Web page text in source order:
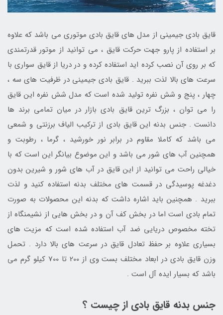
قایق بادی جیمینی از مدل های قایق بادی موتوری می باشد که علاوه
بر استفاده از پارو جهت حرکت قایق ، می توانید از موتور قدرتمندی
که بر روی آن نصب کرده اید استفاده کرده و در دریا از قایق سواری با
سرعت های بالا لذت ببرید . قایق بادی جیمینی در ظرفیت های سه ،
چهار ، پنج و شش نفره تولید شده است که مدل شش نفره این قایق
را می توان ، بزرگ ترین قایق بادی بازار در میان تمامی برند ها
دانست . جنس بدنه این قایق بادی از ترکیب الیاف برزنتی و شمعی
می باشد که کاملا مقاوم در برابر نور خورشید ، گرما ، رطوبت و
همچنین آب های شور می باشد و این موضوع بیانگر این است که با
خیالی راحت می توانید از این قایق در آب های شور و شیرین بدون
دغدغه پوسیدگی در قسمت های مختلف بدنه استفاده کنید و لذت
ببرید . همچنین باید اشاره داشت که بدنه این محصولات به صورت
تمام بادی است اما در بخش کف آن و در بخش هایی از نشیمنگاه از
تخته مخصوص دریایی ضد آب استفاده شده است که مزیت های
بسیاری علاوه بر حفظ تعادل قایق در سرعت های بالا دارد . تحمل
وزن قایق بادی در ابعاد مختلف بست وی از 200 تا 700 کیلو گرم می
باشد که بسیار ایده آل است .
جنس بدنه قایق بادی از چیست ؟